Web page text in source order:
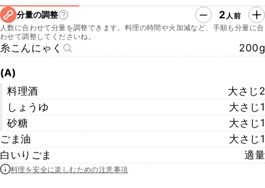
分量の調整 2 人前
人数に合わせて分量を調整できます。料理の時間や火加減など、手順も分量に合
わせて調整してくださいね。
糸こんにゃく 200g
(A)
料理酒
大さじ2
しょうゆ
大さじ1
砂糖
大さじ1
ごま油
大さじ1
白いりごま
適量
料理を安全に楽しむための注意事項